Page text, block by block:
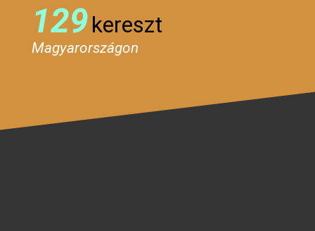
129kereszt
Magyarországon